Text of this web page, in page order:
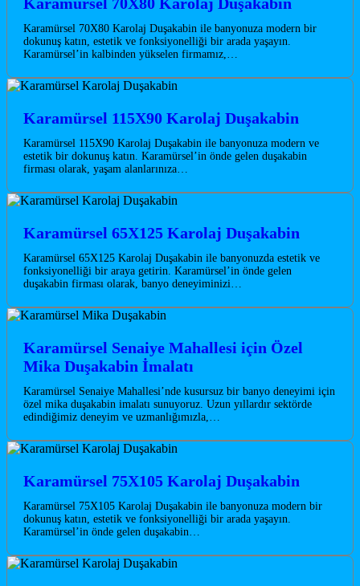
Karamürsel 70X80 Karolaj Duşakabin ile banyonuza modern bir
dokunuş katın, estetik ve fonksiyonelliği bir arada yaşayın.
Karamürsel’in kalbinden yükselen firmamız,…
Karamürsel 115X90 Karolaj Duşakabin
Karamürsel 115X90 Karolaj Duşakabin ile banyonuza modern ve
estetik bir dokunuş katın. Karamürsel’in önde gelen duşakabin
firması olarak, yaşam alanlarınıza…
Karamürsel 65X125 Karolaj Duşakabin
Karamürsel 65X125 Karolaj Duşakabin ile banyonuzda estetik ve
fonksiyonelliği bir araya getirin. Karamürsel’in önde gelen
duşakabin firması olarak, banyo deneyiminizi…
Karamürsel Senaiye Mahallesi için Özel
Mika Duşakabin İmalatı
Karamürsel Senaiye Mahallesi’nde kusursuz bir banyo deneyimi için
özel mika duşakabin imalatı sunuyoruz. Uzun yıllardır sektörde
edindiğimiz deneyim ve uzmanlığımızla,…
Karamürsel 75X105 Karolaj Duşakabin
Karamürsel 75X105 Karolaj Duşakabin ile banyonuza modern bir
dokunuş katın, estetik ve fonksiyonelliği bir arada yaşayın.
Karamürsel’in önde gelen duşakabin…